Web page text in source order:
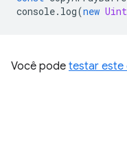
console. log(new
Você pode testar este